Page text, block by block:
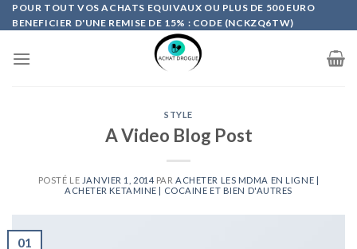
Skip
to
POUR TOUT VOS ACHATS EQUIVAUX OU PLUS DE 500 EURO
BENEFICIER D'UNE REMISE DE 15% : CODE (NCKZQ6TW)
STYLE
A Video Blog Post
POSTÉ LE JANVIER 1, 2014 PAR ACHETER LES MDMA EN LIGNE |
ACHETER KETAMINE | COCAINE ET BIEN D'AUTRES
01